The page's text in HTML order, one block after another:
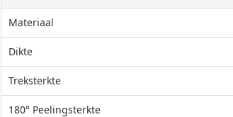
Materiaal
Dikte
Treksterkte
180° Peelingsterkte